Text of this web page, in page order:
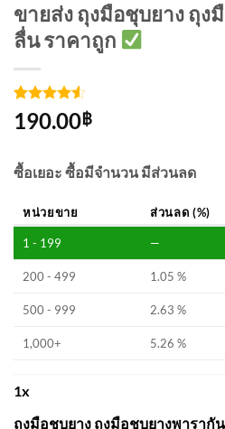
ขายส่ง ถุงมือชุบยาง ถุง
ลื่น ราคาถูก
ให้คะแนน
4.5จาก 5
4
การให้
190.00฿
ซื้อเยอะ ซื้อมีจำนวน มีส่วนลด
หน่วยขาย ส่วนลด (%)
1 - 199 —
200 - 499 1.05 %
500 - 999 2.63 %
1,000+ 5.26 %
1x
ถุงมือชุบยาง ถุงมือชุบยางพารากั